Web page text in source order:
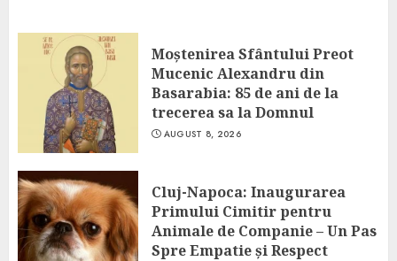
Moștenirea Sfântului Preot
Mucenic Alexandru din
Basarabia: 85 de ani de la
trecerea sa la Domnul
AUGUST 8, 2026
Cluj-Napoca: Inaugurarea
Primului Cimitir pentru
Animale de Companie – Un Pas
Spre Empatie și Respect